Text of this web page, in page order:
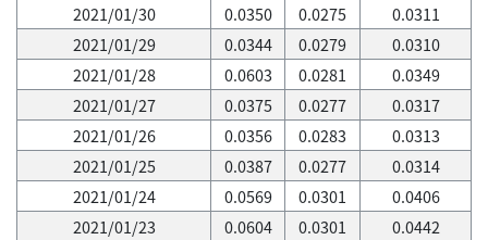
2021/01/30
0.0350 0.0275
0.0311
2021/01/29
0.0344 0.0279
0.0310
2021/01/28
0.0603 0.0281
0.0349
2021/01/27
0.0375 0.0277
0.0317
2021/01/26
0.0356 0.0283
0.0313
2021/01/25
0.0387 0.0277
0.0314
2021/01/24
0.0569 0.0301
0.0406
2021/01/23
0.0604 0.0301
0.0442